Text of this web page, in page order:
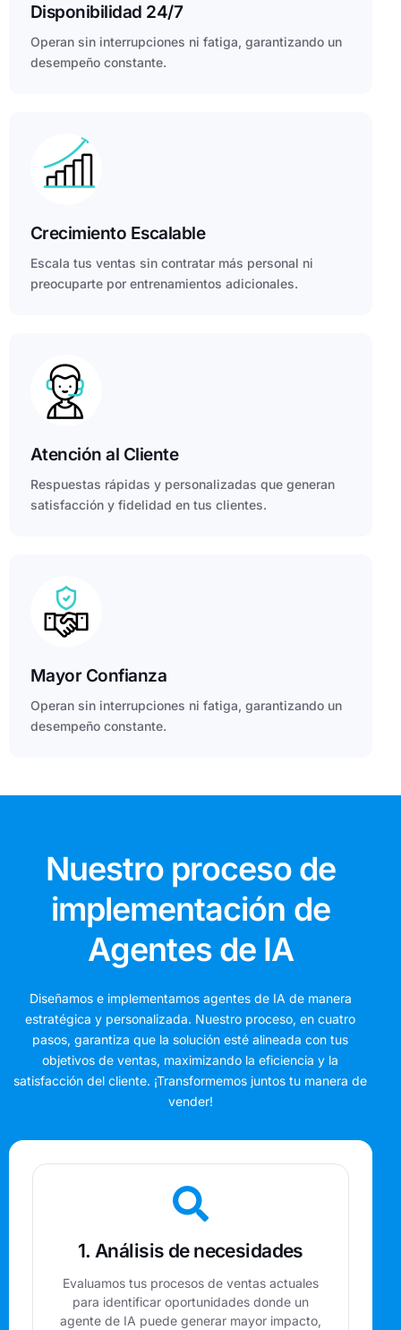
Disponibilidad 24/7
Operan sin interrupciones ni fatiga, garantizando un
desempeño constante.
Crecimiento Escalable
Escala tus ventas sin contratar más personal ni
preocuparte por entrenamientos adicionales.
Atención al Cliente
Respuestas rápidas y personalizadas que generan
satisfacción y fidelidad en tus clientes.
Mayor Confianza
Operan sin interrupciones ni fatiga, garantizando un
desempeño constante.
Nuestro proceso de
implementación de
Agentes de IA
Diseñamos e implementamos agentes de IA de manera
estratégica y personalizada. Nuestro proceso, en cuatro
pasos, garantiza que la solución esté alineada con tus
objetivos de ventas, maximizando la eficiencia y la
satisfacción del cliente. ¡Transformemos juntos tu manera de
vender!
1. Análisis de necesidades
Evaluamos tus procesos de ventas actuales
para identificar oportunidades donde un
agente de IA puede generar mayor impacto,